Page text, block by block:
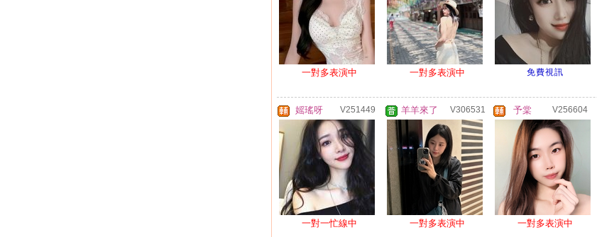
一對多表演中 一對多表演中 免費視訊
媱瑤呀 V251449
一對一忙線中
羊羊來了 V306531
一對多表演中
予棠 V256604
一對多表演中